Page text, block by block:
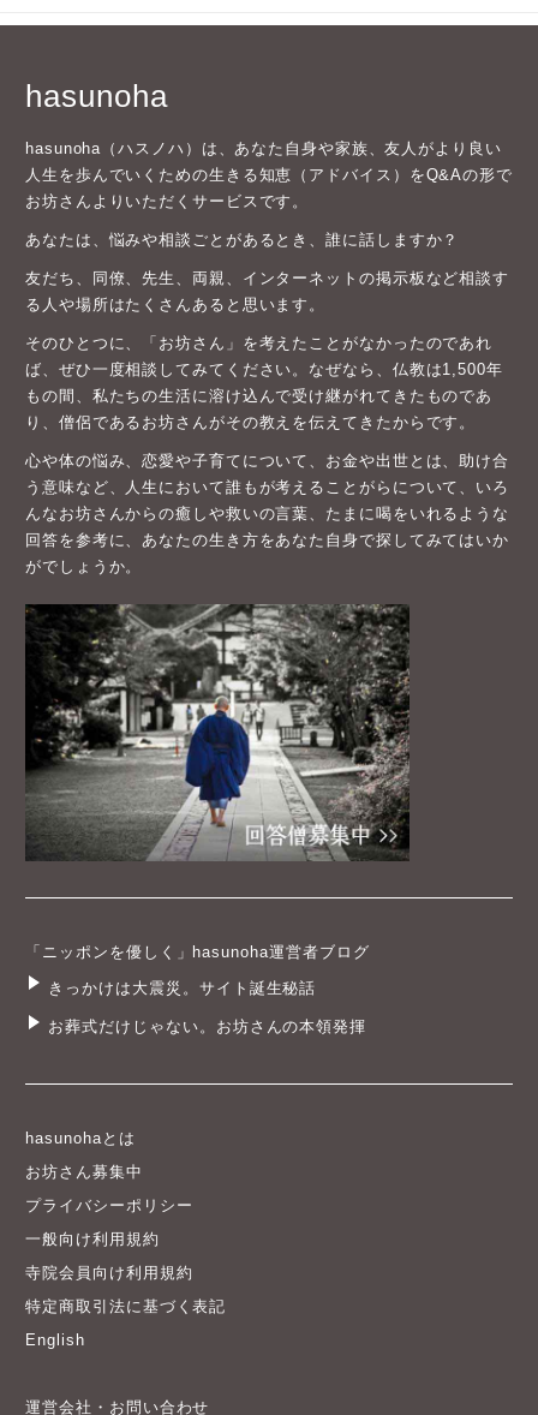
hasunoha
hasunoha（ハスノハ）は、あなた自身や家族、友人がより良い
人生を歩んでいくための生きる知恵（アドバイス）をQ&Aの形で
お坊さんよりいただくサービスです。
あなたは、悩みや相談ごとがあるとき、誰に話しますか？
友だち、同僚、先生、両親、インターネットの掲示板など相談す
る人や場所はたくさんあると思います。
そのひとつに、「お坊さん」を考えたことがなかったのであれ
ば、ぜひ一度相談してみてください。なぜなら、仏教は1,500年
もの間、私たちの生活に溶け込んで受け継がれてきたものであ
り、僧侶であるお坊さんがその教えを伝えてきたからです。
心や体の悩み、恋愛や子育てについて、お金や出世とは、助け合
う意味など、人生において誰もが考えることがらについて、いろ
んなお坊さんからの癒しや救いの言葉、たまに喝をいれるような
回答を参考に、あなたの生き方をあなた自身で探してみてはいか
がでしょうか。
「ニッポンを優しく」hasunoha運営者ブログ
きっかけは大震災。サイト誕生秘話
お葬式だけじゃない。お坊さんの本領発揮
hasunohaとは
お坊さん募集中
プライバシーポリシー
一般向け利用規約
寺院会員向け利用規約
特定商取引法に基づく表記
English
運営会社・お問い合わせ